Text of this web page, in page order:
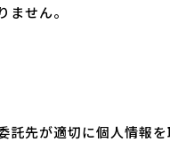
せん。
託先が適切に個人情報